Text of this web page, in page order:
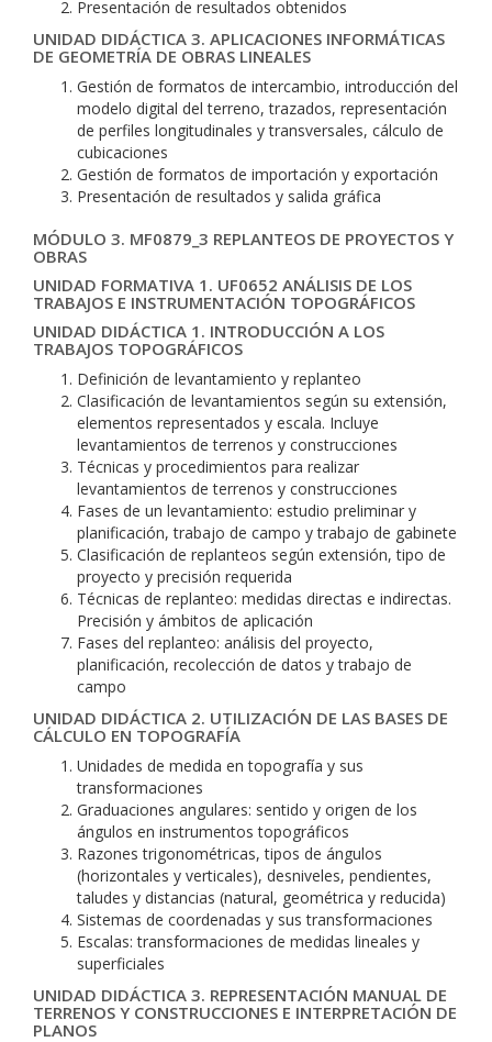
Presentación de resultados obtenidos
UNIDAD DIDÁCTICA 3. APLICACIONES INFORMÁTICAS
DE GEOMETRÍA DE OBRAS LINEALES
Gestión de formatos de intercambio, introducción del
modelo digital del terreno, trazados, representación
de perfiles longitudinales y transversales, cálculo de
cubicaciones
Gestión de formatos de importación y exportación
Presentación de resultados y salida gráfica
MÓDULO 3. MF0879_3 REPLANTEOS DE PROYECTOS Y
OBRAS
UNIDAD FORMATIVA 1. UF0652 ANÁLISIS DE LOS
TRABAJOS E INSTRUMENTACIÓN TOPOGRÁFICOS
UNIDAD DIDÁCTICA 1. INTRODUCCIÓN A LOS
TRABAJOS TOPOGRÁFICOS
Definición de levantamiento y replanteo
Clasificación de levantamientos según su extensión,
elementos representados y escala. Incluye
levantamientos de terrenos y construcciones
Técnicas y procedimientos para realizar
levantamientos de terrenos y construcciones
Fases de un levantamiento: estudio preliminar y
planificación, trabajo de campo y trabajo de gabinete
Clasificación de replanteos según extensión, tipo de
proyecto y precisión requerida
Técnicas de replanteo: medidas directas e indirectas.
Precisión y ámbitos de aplicación
Fases del replanteo: análisis del proyecto,
planificación, recolección de datos y trabajo de
campo
UNIDAD DIDÁCTICA 2. UTILIZACIÓN DE LAS BASES DE
CÁLCULO EN TOPOGRAFÍA
Unidades de medida en topografía y sus
transformaciones
Graduaciones angulares: sentido y origen de los
ángulos en instrumentos topográficos
Razones trigonométricas, tipos de ángulos
(horizontales y verticales), desniveles, pendientes,
taludes y distancias (natural, geométrica y reducida)
Sistemas de coordenadas y sus transformaciones
Escalas: transformaciones de medidas lineales y
superficiales
UNIDAD DIDÁCTICA 3. REPRESENTACIÓN MANUAL DE
TERRENOS Y CONSTRUCCIONES E INTERPRETACIÓN DE
PLANOS